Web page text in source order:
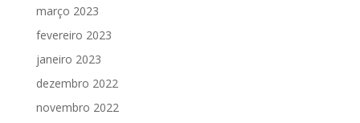
março 2023
fevereiro 2023
janeiro 2023
dezembro 2022
novembro 2022